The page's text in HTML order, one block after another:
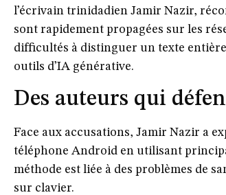
l’écrivain trinidadien Jamir Nazir,
sont rapidement propagées sur les
difficultés à distinguer un texte
outils d’IA générative.
Des auteurs qui
Face aux accusations, Jamir Nazir a
téléphone Android en utilisant
méthode est liée à des problèmes de
sur clavier.